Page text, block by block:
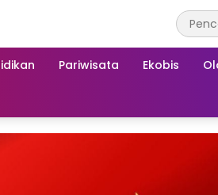
Pariwisata Ekobis